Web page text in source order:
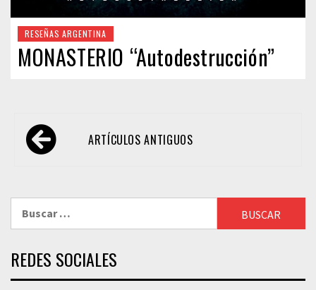
RESEÑAS ARGENTINA
MONASTERIO “Autodestrucción”
Navegación
de ARTÍCULOS ANTIGUOS
REDES SOCIALES